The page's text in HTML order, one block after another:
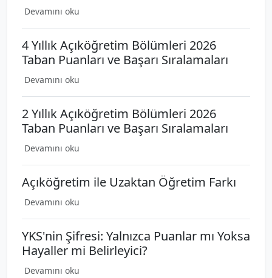
Devamını oku
4 Yıllık Açıköğretim Bölümleri 2026
Taban Puanları ve Başarı Sıralamaları
Devamını oku
2 Yıllık Açıköğretim Bölümleri 2026
Taban Puanları ve Başarı Sıralamaları
Devamını oku
Açıköğretim ile Uzaktan Öğretim Farkı
Devamını oku
YKS'nin Şifresi: Yalnızca Puanlar mı Yoksa
Hayaller mi Belirleyici?
Devamını oku